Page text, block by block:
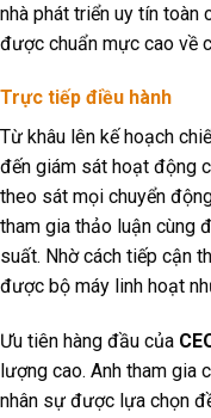
nhà phát triển uy tín toàn
được chuẩn mực cao về
Trực tiếp điều hành
Từ khâu lên kế hoạch
đến giám sát hoạt động
theo sát mọi chuyển
tham gia thảo luận cùng
suất. Nhờ cách tiếp cận
được bộ máy linh hoạt
Ưu tiên hàng đầu của
lượng cao. Anh tham gia
nhân sự được lựa chọn